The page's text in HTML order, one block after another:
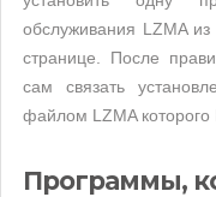
обслуживания LZMA
странице. После
сам связать
файлом LZMA которого
Программы,